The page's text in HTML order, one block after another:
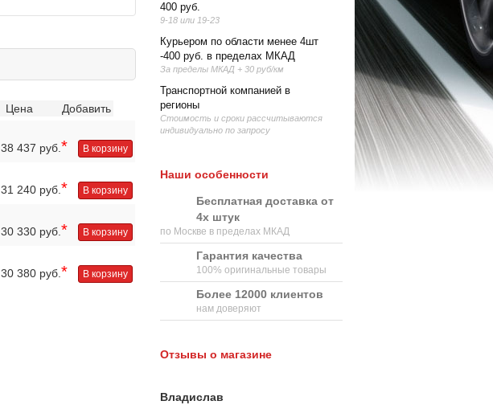
Цена Добавить
38 437 руб. * В корзину
31 240 руб. * В корзину
30 330 руб. * В корзину
30 380 руб. * В корзину
400 руб.
9-18 или 19-23
Курьером по области менее 4шт
-400 руб. в пределах МКАД
За пределы МКАД + 30 руб/км
Транспортной компанией в
регионы
Стоимость и сроки рассчитываются
индивидуально по запросу
Наши особенности
Бесплатная доставка от
4х штук
по Москве в пределах МКАД
Гарантия качества
100% оригинальные товары
Более 12000 клиентов
нам доверяют
Отзывы о магазине
Владислав